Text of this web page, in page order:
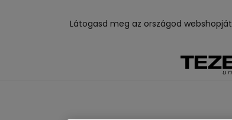
Látogasd meg az országod webshopját